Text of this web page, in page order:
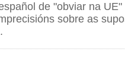
de "obviar na
sobre as